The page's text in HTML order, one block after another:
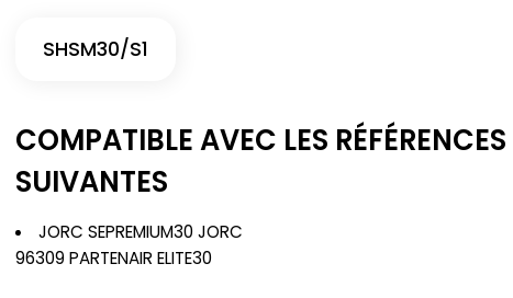
SHSM30/S1
COMPATIBLE AVEC LES
SUIVANTES
JORC SEPREMIUM30 JORC
96309 PARTENAIR ELITE30